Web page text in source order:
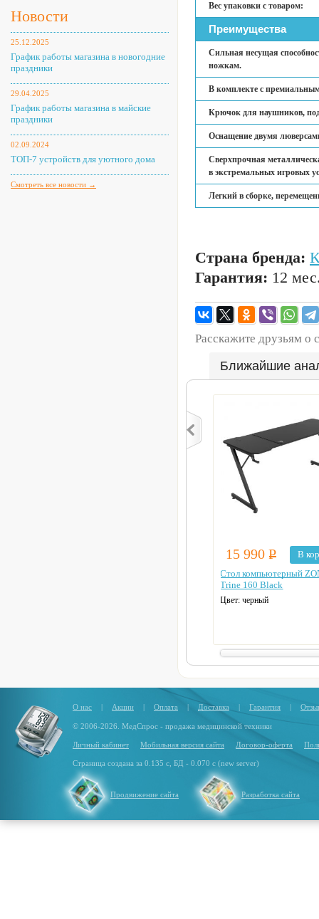
Новости
25.12.2025
График работы магазина в новогодние
праздники
29.04.2025
График работы магазина в майские
праздники
02.09.2024
ТОП-7 устройств для уютного дома
Смотреть все новости →
Вес упаковки с товаром:
Преимущества
Сильная несущая
ножкам.
В комплекте с
Крючок для наушников,
Оснащение двумя
Сверхпрочная
в экстремальных игровых
Легкий в сборке,
Страна бренда:
Гарантия: 12
Расскажите друзьям о
Ближайшие
15 990Р
В
Стол компьютерный
Trine 160 Black
Цвет: черный
О нас | Акции | Оплата | Доставка | Гарантия |
© 2006-2026. МедСпрос - продажа медицинской техники
Личный кабинет Мобильная версия сайта Договор-оферта
Страница создана за 0.135 с, БД - 0.070 с (new server)
Продвижение сайта Разработка сайта